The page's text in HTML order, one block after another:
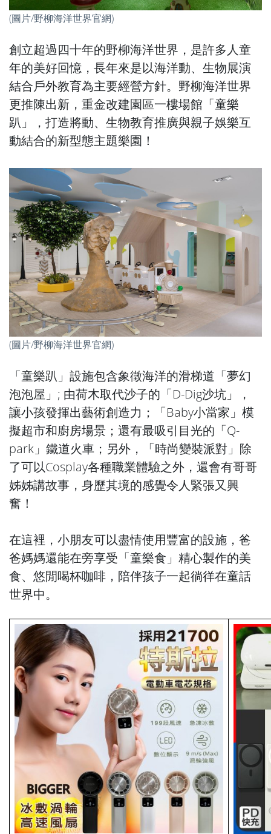
(圖片/野柳海洋世界官網)
創立超過四十年的野柳海洋世界，是許多人童
年的美好回憶，長年來是以海洋動、生物展演
結合戶外教育為主要經營方針。野柳海洋世界
更推陳出新，重金改建園區一樓場館「童樂
趴」，打造將動、生物教育推廣與親子娛樂互
動結合的新型態主題樂園！
(圖片/野柳海洋世界官網)
「童樂趴」設施包含象徵海洋的滑梯道「夢幻
泡泡屋」; 由荷木取代沙子的「D-Dig沙坑」，
讓小孩發揮出藝術創造力；「Baby小當家」模
擬超市和廚房場景；還有最吸引目光的「Q-
park」鐵道火車；另外，「時尚變裝派對」除
了可以Cosplay各種職業體驗之外，還會有哥哥
姊姊講故事，身歷其境的感覺令人緊張又興
奮！
在這裡，小朋友可以盡情使用豐富的設施，爸
爸媽媽還能在旁享受「童樂食」精心製作的美
食、悠閒喝杯咖啡，陪伴孩子一起徜徉在童話
世界中。